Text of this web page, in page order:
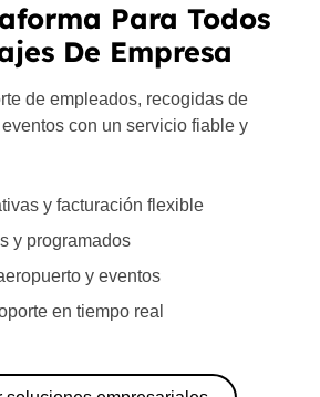
Para Todos
De Empresa
de empleados, recogidas de
con un servicio fiable y
y facturación flexible
y programados
y eventos
en tiempo real